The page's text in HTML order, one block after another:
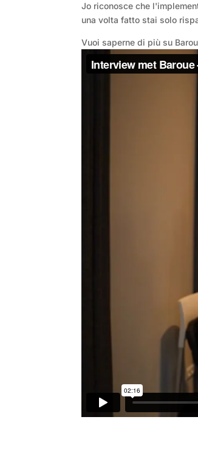
Jo riconosce che
una volta fatto stai solo
Vuoi saperne di più su